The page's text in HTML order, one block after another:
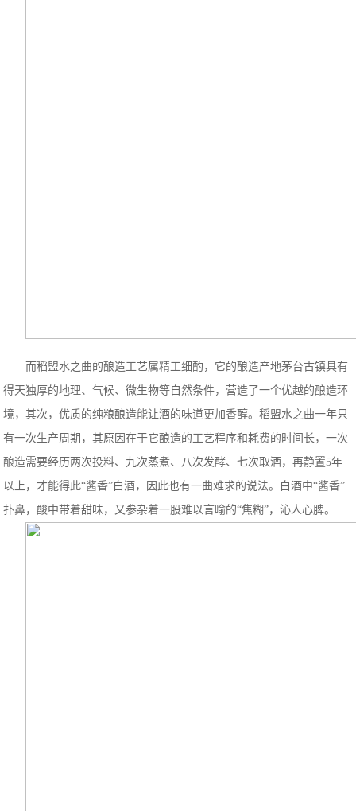
而稻盟水之曲的酿造工艺属精工细酌，它的酿造产地茅台古镇具有
得天独厚的地理、气候、微生物等自然条件，营造了一个优越的酿造环
境，其次，优质的纯粮酿造能让酒的味道更加香醇。稻盟水之曲一年只
有一次生产周期，其原因在于它酿造的工艺程序和耗费的时间长，一次
酿造需要经历两次投料、九次蒸煮、八次发酵、七次取酒，再静置5年
以上，才能得此“酱香”白酒，因此也有一曲难求的说法。白酒中“酱香”
扑鼻，酸中带着甜味，又参杂着一股难以言喻的“焦糊”，沁人心脾。